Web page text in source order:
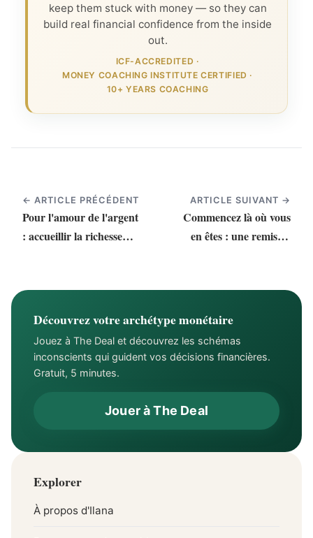
keep them stuck with money — so they can
build real financial confidence from the inside
out.
ICF-ACCREDITED ·
MONEY COACHING INSTITUTE CERTIFIED ·
10+ YEARS COACHING
← ARTICLE PRÉCÉDENT
Pour l'amour de l'argent
: accueillir la richesse
ARTICLE SUIVANT →
Commencez là où vous
en êtes : une remise à
seconde moitié de
Découvrez votre archétype monétaire
Jouez à The Deal et découvrez les schémas
inconscients qui guident vos décisions financières.
Gratuit, 5 minutes.
Jouer à The Deal
Explorer
À propos d'Ilana